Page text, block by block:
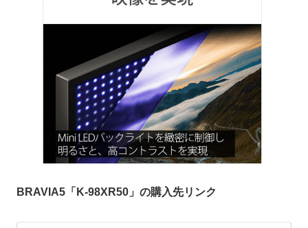
BRAVIA5「K-98XR50」の購入先リンク